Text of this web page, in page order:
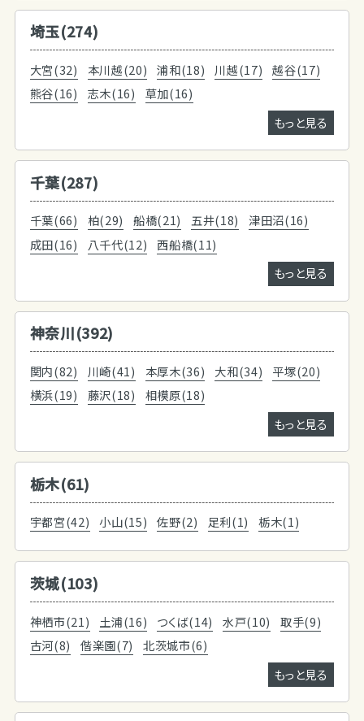
埼玉(274)
大宮(32) 本川越(20) 浦和(18) 川越(17)
越谷(17)
熊谷(16)
志木(16)
草加(16)
もっと見る
千葉(287)
千葉(66) 柏(29) 船橋(21) 五井(18)
津田沼(16)
成田(16)
八千代(12)
西船橋(11)
もっと見る
神奈川(392)
関内(82) 川崎(41) 本厚木(36) 大和(34)
平塚(20)
横浜(19)
藤沢(18)
相模原(18)
もっと見る
栃木(61)
宇都宮(42) 小山(15) 佐野(2) 足利(1) 栃木(1)
茨城(103)
神栖市(21) 土浦(16) つくば(14) 水戸(10)
取手(9)
古河(8)
偕楽園(7)
北茨城市(6)
もっと見る